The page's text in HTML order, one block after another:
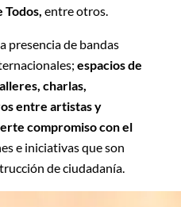
Todos, entre otros.
presencia de bandas
espacios de
charlas,
entre artistas y
compromiso con el
e iniciativas que son
de ciudadanía.